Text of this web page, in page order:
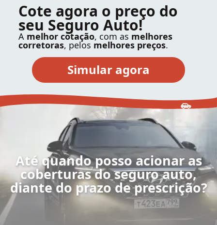
Cote agora o preço do
seu Seguro Auto!
A melhor cotação, com as melhores
corretoras, pelos melhores preços.
Até quando posso acionar as
coberturas do seguro auto,
diante do prazo de prescrição?